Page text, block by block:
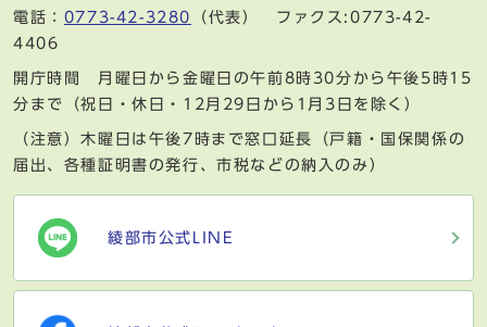
電話： 0773-42-3280
（代表） ファクス:0773-42-
4406
開庁時間 月曜日から金曜日の午前8時30分から午後5時15
分まで（祝日・休日・12月29日から1月3日を除く）
（注意）木曜日は午後7時まで窓口延長（戸籍・国保関係の
届出、各種証明書の発行、市税などの納入のみ）
綾部市公式LINE